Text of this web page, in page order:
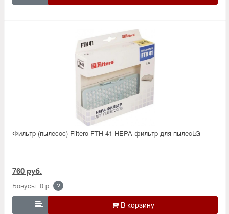
Фильтр (пылесос) Filtero FTH 41 HEPA фильтр для пылесLG
760 руб.
Бонусы: 0 р. ?
